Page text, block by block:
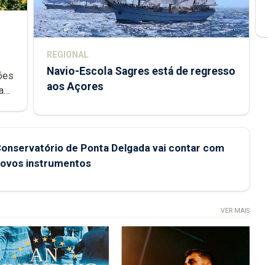
REGIONAL
Navio-Escola Sagres está de regresso
aos Açores
de Ponta Delgada vai contar com
instrumentos
VER MAIS